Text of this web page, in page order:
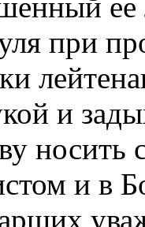
при
и
носить
и в